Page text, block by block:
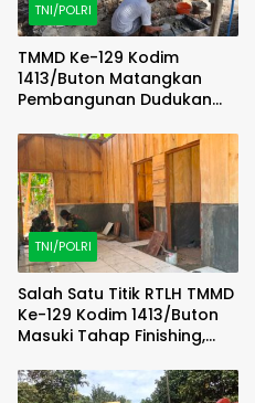
TNI/POLRI
TMMD Ke-129 Kodim
1413/Buton Matangkan
Pembangunan Dudukan
Kualitas Air Bersih
TNI/POLRI
Salah Satu Titik RTLH TMMD
Ke-129 Kodim 1413/Buton
Masuki Tahap Finishing,
Nyata